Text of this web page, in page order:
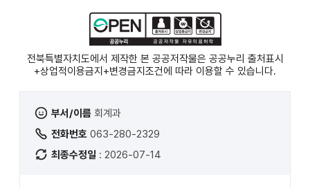
전북특별자치도에서 제작한 본 공공저작물은 공공누리 출처표시
+상업적이용금지+변경금지 조건에 따라 이용할 수 있습니다.
부서/이름 회계과
전화번호 063-280-2329
최종수정일 : 2026-07-14